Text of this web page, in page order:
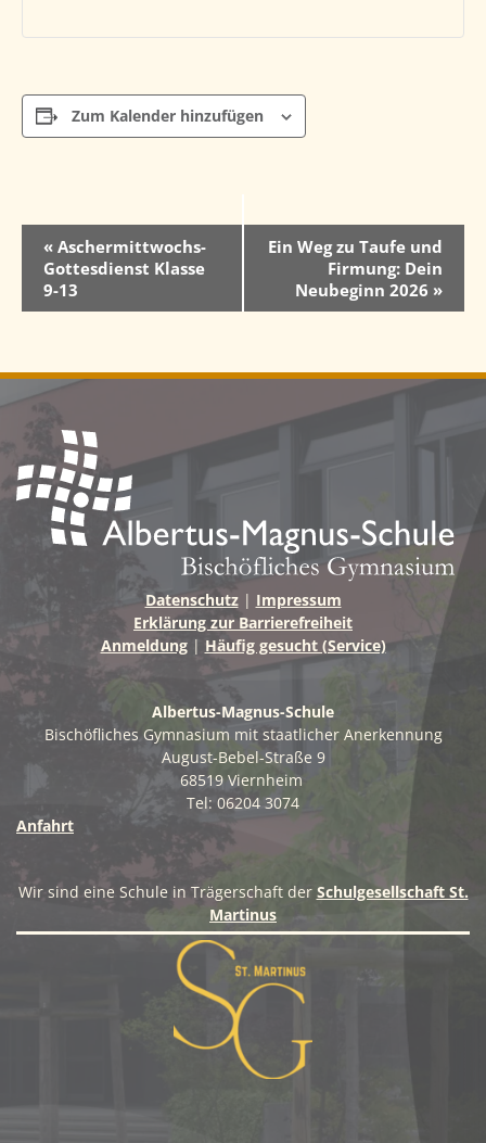
Zum Kalender hinzufügen
r
n
a
« Aschermittwochs-
Gottesdienst Klasse
9-13
Ein Weg zu Taufe und
Firmung: Dein
Neubeginn 2026 »
Datenschutz | Impressum
Erklärung zur Barrierefreiheit
Anmeldung | Häufig gesucht (Service)
Albertus-Magnus-Schule
Bischöfliches Gymnasium mit staatlicher Anerkennung
August-Bebel-Straße 9
68519 Viernheim
Tel: 06204 3074
Anfahrt
Wir sind eine Schule in Trägerschaft der Schulgesellschaft St.
Martinus